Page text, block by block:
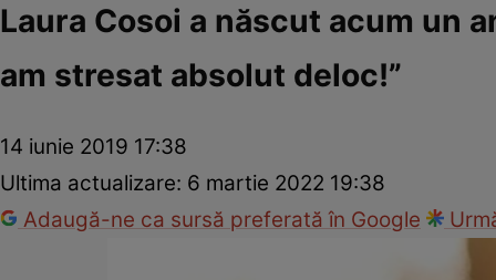
Laura Cosoi a născut acum un
am stresat absolut deloc!”
14 iunie 2019 17:38
Ultima actualizare: 6 martie 2022 19:38
Adaugă-ne ca sursă preferată în Google